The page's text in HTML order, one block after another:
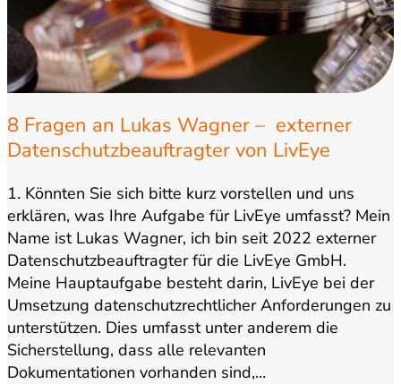
8 Fragen an Lukas Wagner – externer
Datenschutzbeauftragter von LivEye
1. Könnten Sie sich bitte kurz vorstellen und uns
erklären, was Ihre Aufgabe für LivEye umfasst? Mein
Name ist Lukas Wagner, ich bin seit 2022 externer
Datenschutzbeauftragter für die LivEye GmbH.
Meine Hauptaufgabe besteht darin, LivEye bei der
Umsetzung datenschutzrechtlicher Anforderungen zu
unterstützen. Dies umfasst unter anderem die
Sicherstellung, dass alle relevanten
Dokumentationen vorhanden sind,…